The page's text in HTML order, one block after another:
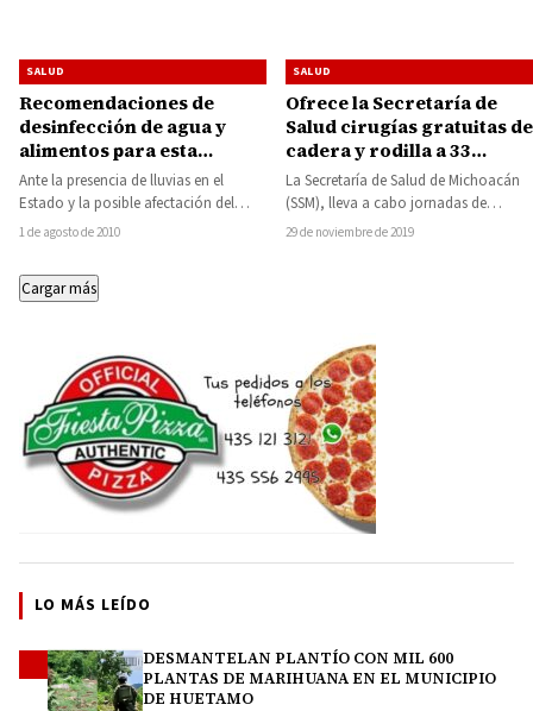
SALUD
Recomendaciones de
desinfección de agua y
alimentos para esta
temporada de lluvias
Ante la presencia de lluvias en el
Estado y la posible afectación del
sistema de abastecimiento de agua…
1 de agosto de 2010
SALUD
Ofrece la Secretaría de
Salud cirugías gratuitas de
cadera y rodilla a 33
personas de Tuzantla,
Huetamo, Apatzingán y
Morelia
La Secretaría de Salud de Michoacán
(SSM), lleva a cabo jornadas de
cirugías gratuitas, en beneficio de
29 de noviembre de 2019
Cargar más
LO MÁS LEÍDO
DESMANTELAN PLANTÍO CON MIL 600
PLANTAS DE MARIHUANA EN EL MUNICIPIO
DE HUETAMO